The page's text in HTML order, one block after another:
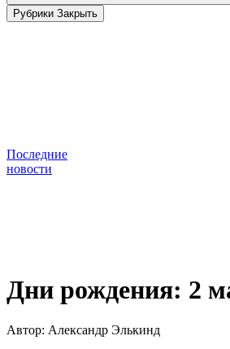
Рубрики Закрыть
Последние
новости
Дни рождения: 2
Автор: Александр Элькинд